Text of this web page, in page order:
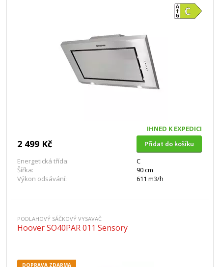
IHNED K EXPEDICI
2 499 Kč
Přidat do košíku
Energetická třída:
C
Šířka:
90 cm
Výkon odsávání:
611 m3/h
PODLAHOVÝ SÁČKOVÝ VYSAVAČ
Hoover SO40PAR 011 Sensory
DOPRAVA ZDARMA